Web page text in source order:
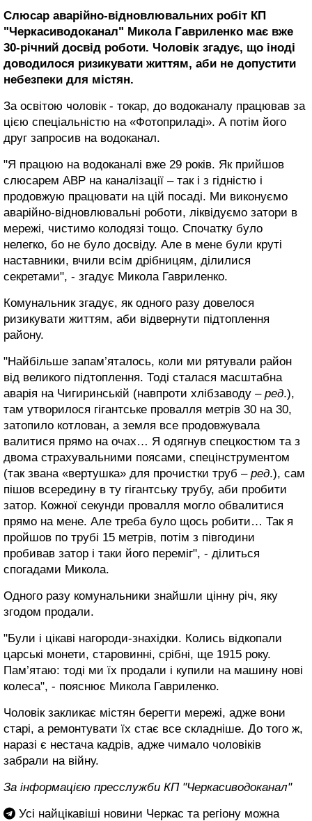
Слюсар аварійно-відновлювальних робіт КП
"Черкасиводоканал" Микола Гавриленко має вже
30-річний досвід роботи. Чоловік згадує, що іноді
доводилося ризикувати життям, аби не допустити
небезпеки для містян.
За освітою чоловік - токар, до водоканалу працював за
цією спеціальністю на «Фотоприладі». А потім його
друг запросив на водоканал.
"Я працюю на водоканалі вже 29 років. Як прийшов
слюсарем АВР на каналізації – так і з гідністю і
продовжую працювати на цій посаді. Ми виконуємо
аварійно-відновлювальні роботи, ліквідуємо затори в
мережі, чистимо колодязі тощо. Спочатку було
нелегко, бо не було досвіду. Але в мене були круті
наставники, вчили всім дрібницям, ділилися
секретами", - згадує Микола Гавриленко.
Комунальник згадує, як одного разу довелося
ризикувати життям, аби відвернути підтоплення
району.
"Найбільше запам’яталось, коли ми рятували район
від великого підтоплення. Тоді сталася масштабна
аварія на Чигиринській (навпроти хлібзаводу – ред.),
там утворилося гігантське провалля метрів 30 на 30,
затопило котлован, а земля все продовжувала
валитися прямо на очах… Я одягнув спецкостюм та з
двома страхувальними поясами, спецінструментом
(так звана «вертушка» для прочистки труб – ред.), сам
пішов всередину в ту гігантську трубу, аби пробити
затор. Кожної секунди провалля могло обвалитися
прямо на мене. Але треба було щось робити… Так я
пройшов по трубі 15 метрів, потім з півгодини
пробивав затор і таки його переміг", - ділиться
спогадами Микола.
Одного разу комунальники знайшли цінну річ, яку
згодом продали.
"Були і цікаві нагороди-знахідки. Колись відкопали
царські монети, старовинні, срібні, ще 1915 року.
Пам’ятаю: тоді ми їх продали і купили на машину нові
колеса", - пояснює Микола Гавриленко.
Чоловік закликає містян берегти мережі, адже вони
старі, а ремонтувати їх стає все складніше. До того ж,
наразі є нестача кадрів, адже чимало чоловіків
забрали на війну.
За інформацією пресслужби КП "Черкасиводоканал"
Усі найцікавіші новини Черкас та регіону можна